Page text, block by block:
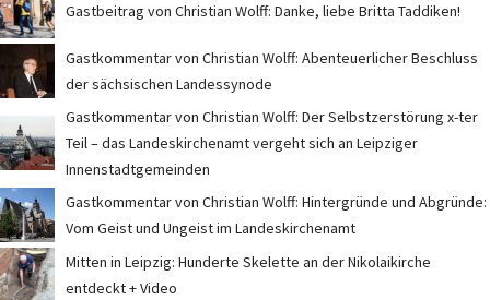
Gastbeitrag von Christian Wolff: Danke, liebe Britta Taddiken!
Gastkommentar von Christian Wolff: Abenteuerlicher Beschluss
der sächsischen Landessynode
Gastkommentar von Christian Wolff: Der Selbstzerstörung x-ter
Teil – das Landeskirchenamt vergeht sich an Leipziger
Innenstadtgemeinden
Gastkommentar von Christian Wolff: Hintergründe und Abgründe:
Vom Geist und Ungeist im Landeskirchenamt
Mitten in Leipzig: Hunderte Skelette an der Nikolaikirche
entdeckt + Video